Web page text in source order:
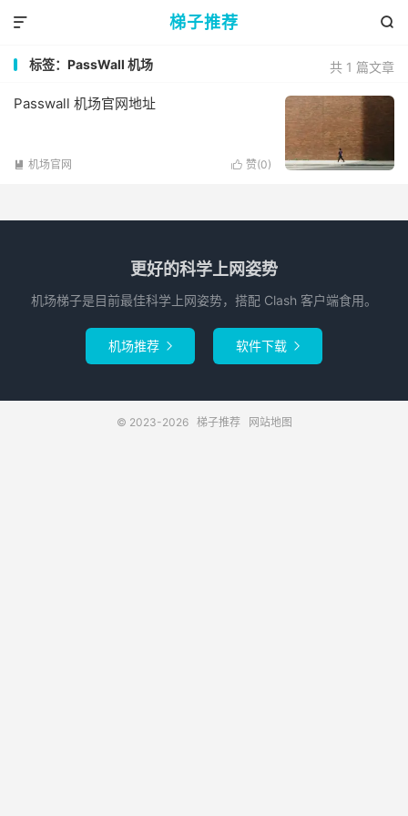
梯子推荐 

共 1 篇文章
标签：PassWall 机场
Passwall 机场官网地址
 赞(0)
 机场官网
更好的科学上网姿势
机场梯子是目前最佳科学上网姿势，搭配 Clash 客户端食用。
机场推荐  软件下载 
© 2023-2026 梯子推荐 网站地图